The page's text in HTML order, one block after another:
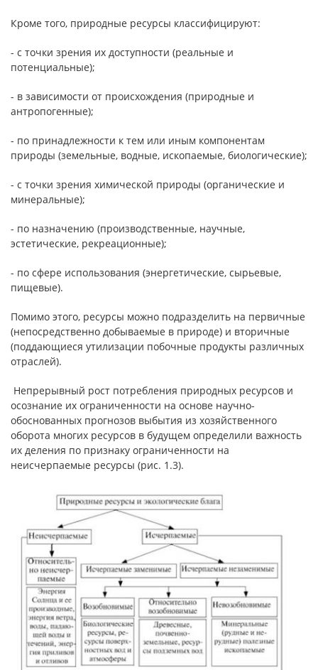
Кроме того, природные ресурсы классифицируют:
- с точки зрения их доступности (реальные и
потенциальные);
- в зависимости от происхождения (природные и
антропогенные);
- по принадлежности к тем или иным компонентам
природы (земельные, водные, ископаемые, биологические);
- с точки зрения химической природы (органические и
минеральные);
- по назначению (производственные, научные,
эстетические, рекреационные);
- по сфере использования (энергетические, сырьевые,
пищевые).
Помимо этого, ресурсы можно подразделить на первичные
(непосредственно добываемые в природе) и вторичные
(поддающиеся утилизации побочные продукты различных
отраслей).
Непрерывный рост потребления природных ресурсов и
осознание их ограниченности на основе научно-
обоснованных прогнозов выбытия из хозяйственного
оборота многих ресурсов в будущем определили важность
их деления по признаку ограниченности на
неисчерпаемые ресурсы (рис. 1.3).